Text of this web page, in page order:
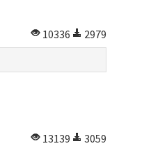
10336
2979
13139
3059